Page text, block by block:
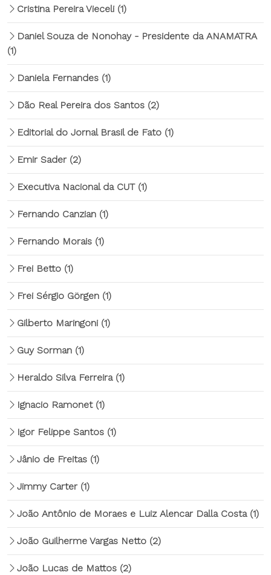
Cristina Pereira Vieceli (1)
Daniel Souza de Nonohay - Presidente da ANAMATRA
(1)
Daniela Fernandes (1)
Dão Real Pereira dos Santos (2)
Editorial do Jornal Brasil de Fato (1)
Emir Sader (2)
Executiva Nacional da CUT (1)
Fernando Canzian (1)
Fernando Morais (1)
Frei Betto (1)
Frei Sérgio Görgen (1)
Gilberto Maringoni (1)
Guy Sorman (1)
Heraldo Silva Ferreira (1)
Ignacio Ramonet (1)
Igor Felippe Santos (1)
Jânio de Freitas (1)
Jimmy Carter (1)
João Antônio de Moraes e Luiz Alencar Dalla Costa (1)
João Guilherme Vargas Netto (2)
João Lucas de Mattos (2)